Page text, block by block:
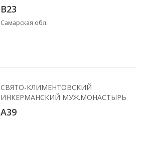
B23
Самарская обл.
СВЯТО-КЛИМЕНТОВСКИЙ
ИНКЕРМАНСКИЙ МУЖ.МОНАСТЫРЬ
A39